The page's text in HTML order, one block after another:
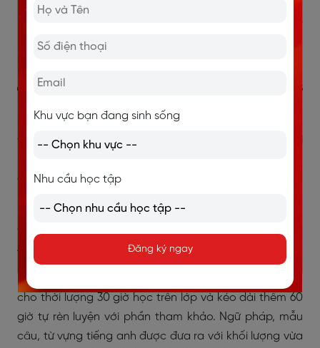
4. Giáo trình Business Goals
Đây là một bộ tài liệu tiếng Anh giao tiếp cho người đi
cải thiện tiếng Anh để phục vụ cho công việc.
Business Goals của đại học Cambridge là bộ giáo trình
gồm 3 cấp độ từ thấp đến cao, phục vụ việc học tiếng
Anh giao tiếp dành cho người đi làm.
Mỗi cuốn sách trong bộ giáo trình cung cấp nội dung
cho thời lượng 30 giờ học trên lớp và kéo dài thêm 60
giờ tự rèn luyện với phần tham khảo. Ngữ pháp, mẫu
câu, từ vựng tiếng anh được đưa ra với khối lượng vừa
Khu vực bạn đang sinh sống
Nhu cầu học tập
Đăng ký ngay